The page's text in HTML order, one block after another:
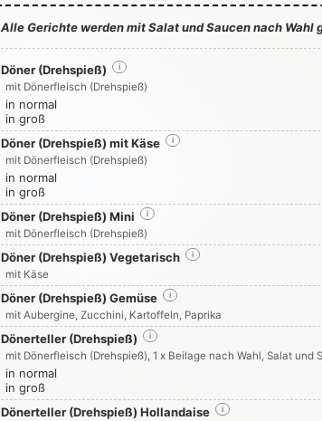
Alle Gerichte werden mit Salat und Saucen nach Wahl
Döner (Drehspieß) i
mit Dönerfleisch (Drehspieß)
in normal
in groß
Döner (Drehspieß) mit Käse
i
mit Dönerfleisch (Drehspieß)
in normal
in groß
Döner (Drehspieß) Mini
i
mit Dönerfleisch (Drehspieß)
Döner (Drehspieß) Vegetarisch i
mit Käse
Döner (Drehspieß) Gemüse i
mit Aubergine, Zucchini, Kartoffeln, Paprika
Dönerteller (Drehspieß) i
mit Dönerfleisch (Drehspieß), 1 x Beilage nach Wahl, Salat und
in normal
in groß
Dönerteller (Drehspieß) Hollandaise
i